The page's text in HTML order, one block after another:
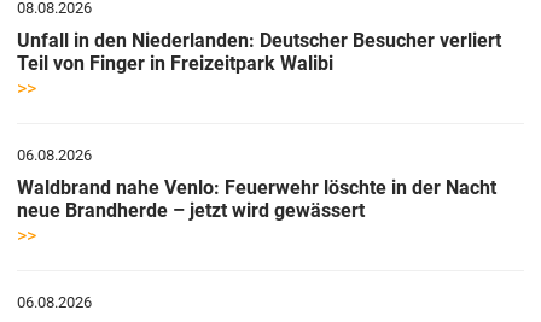
08.08.2026
Unfall in den Niederlanden: Deutscher Besucher verliert
Teil von Finger in Freizeitpark Walibi
>>
06.08.2026
Waldbrand nahe Venlo: Feuerwehr löschte in der Nacht
neue Brandherde – jetzt wird gewässert
>>
06.08.2026